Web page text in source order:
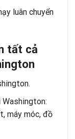
luân chuyển
tất cả
Washington:
máy móc, đồ